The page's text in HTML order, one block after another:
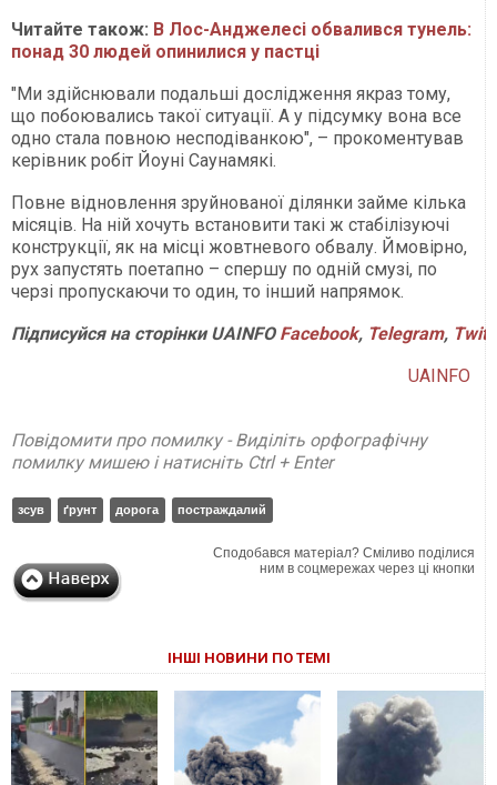
Читайте також: В Лос-Анджелесі обвалився тунель:
понад 30 людей опинилися у пастці
"Ми здійснювали подальші дослідження якраз тому,
що побоювались такої ситуації. А у підсумку вона все
одно стала повною несподіванкою", – прокоментував
керівник робіт Йоуні Саунамякі.
Повне відновлення зруйнованої ділянки займе кілька
місяців. На ній хочуть встановити такі ж стабілізуючі
конструкції, як на місці жовтневого обвалу. Ймовірно,
рух запустять поетапно – спершу по одній смузі, по
черзі пропускаючи то один, то інший напрямок.
ПідписуйсянасторінкиUAINFO Facebook, Telegram,
UAINFO
Повідомити про помилку - Виділіть орфографічну
помилку мишею і натисніть Ctrl + Enter
зсув ґрунт дорога постраждалий
Сподобався матеріал? Сміливо поділися
ним в соцмережах через ці кнопки
ІНШІ НОВИНИ ПО ТЕМІ